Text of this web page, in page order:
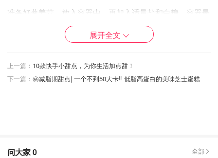
准备好葱姜蒜，放入容器中，再加入适量盐和白糖。容器最
好选择密封性好的～
展开全文
上一篇： 10款快手小甜点，为你生活加点甜！
下一篇： ㊙️减脂期甜点| 一个不到50大卡‼️ 低脂高蛋白的美味芝士蛋糕
问大家0 全部